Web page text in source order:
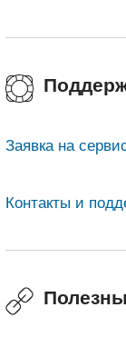
Заявка на
Контакты и